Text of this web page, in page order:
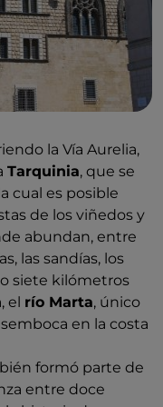
la Vía Aurelia,
Tarquinia, que se
cual es posible
de los viñedos y
abundan, entre
las sandías, los
siete kilómetros
el río Marta, único
en la costa
formó parte de
entre doce